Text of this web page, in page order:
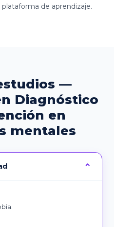
de aprendizaje.
—
Diagnóstico
en
mentales